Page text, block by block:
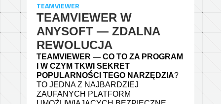
TEAMVIEWER
TEAMVIEWER W
ANYSOFT — ZDALNA
REWOLUCJA
TEAMVIEWER — CO TO ZA PROGRAM
I W CZYM TKWI SEKRET
POPULARNOŚCI TEGO NARZĘDZIA?
TO JEDNA Z NAJBARDZIEJ
ZAUFANYCH PLATFORM